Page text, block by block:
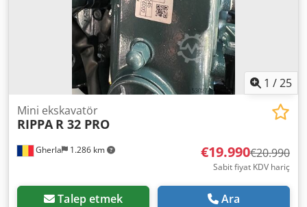
1 /25
Gherla 1.286 km
Mini ekskavatör
RIPPA R 32 PRO
€19.990€20.990
Sabit fiyat KDV hariç
Talep etmek Ara